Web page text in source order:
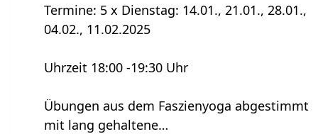
Termine: 5 x Dienstag: 14.01., 21.01., 28.01.,
04.02., 11.02.2025
Uhrzeit 18:00 -19:30 Uhr
Übungen aus dem Faszienyoga abgestimmt
mit lang gehaltene…